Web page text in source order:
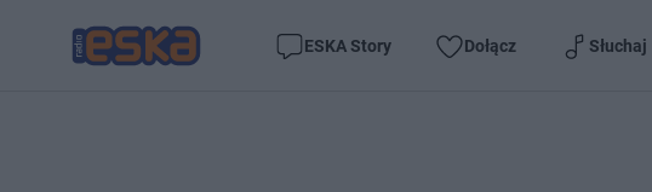
ESKA Story Dołącz Słuchaj